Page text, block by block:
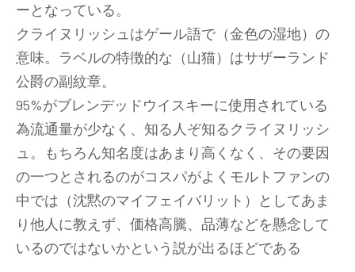
ーとなっている。
クライヌリッシュはゲール語で（金色の湿地）の
意味。ラベルの特徴的な（山猫）はサザーランド
公爵の副紋章。
95%がブレンデッドウイスキーに使用されている
為流通量が少なく、知る人ぞ知るクライヌリッシ
ュ。もちろん知名度はあまり高くなく、その要因
の一つとされるのがコスパがよくモルトファンの
中では（沈黙のマイフェイバリット）としてあま
り他人に教えず、価格高騰、品薄などを懸念して
いるのではないかという説が出るほどである